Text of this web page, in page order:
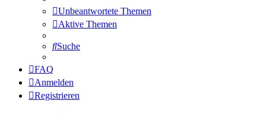
Unbeantwortete Themen
Aktive Themen
Suche
FAQ
Anmelden
Registrieren